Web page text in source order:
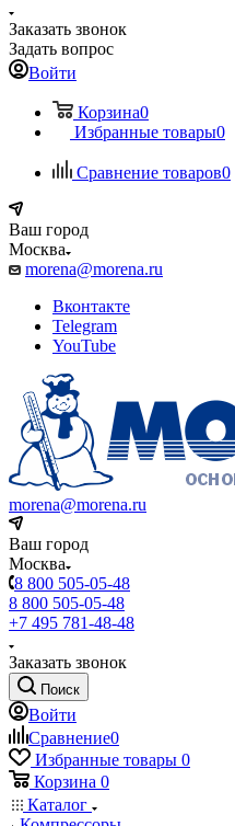
Заказать звонок
Задать вопрос
Войти
Корзина0
Избранные товары0
Сравнение товаров0
Ваш город
Москва
morena@morena.ru
Вконтакте
Telegram
YouTube
morena@morena.ru
Ваш город
Москва
8 800 505-05-48
8 800 505-05-48
+7 495 781-48-48
Заказать звонок
Поиск
Войти
Сравнение0
Избранные товары 0
Корзина 0
Каталог